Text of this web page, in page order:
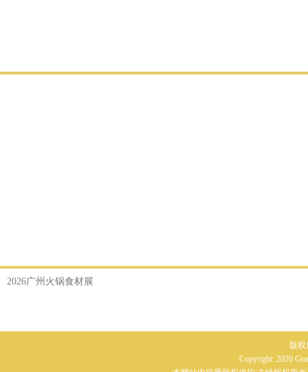
2026广州火锅食材展
版
Copyright: 2026